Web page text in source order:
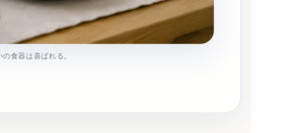
食器は喜ばれる。